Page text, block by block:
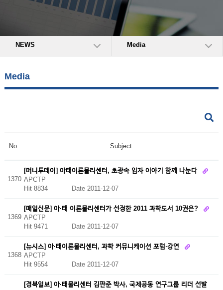
NEWS Media
Media
No. Subject
1370
[머니투데이] 아태이론물리센터, 초광속 입자 이야기 함께 나눈다
APCTP
Hit 8834
Date 2011-12-07
1369
[매일신문] 아·태 이론물리센터가 선정한 2011 과학도서 10권은?
APCTP
Hit 9471
Date 2011-12-07
1368
[뉴시스] 아·태이론물리센터, 과학 커뮤니케이션 포럼·강연
APCTP
Hit 9554
Date 2011-12-07
[경북일보] 아·태물리센터 김판준 박사, 국제공동 연구그룹 리더 선발